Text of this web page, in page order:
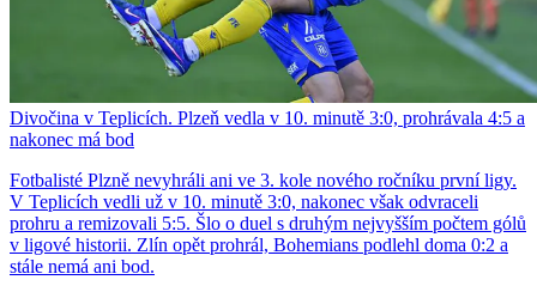
Divočina v Teplicích. Plzeň vedla v 10. minutě 3:0, prohrávala 4:5 a
nakonec má bod
Fotbalisté Plzně nevyhráli ani ve 3. kole nového ročníku první ligy.
V Teplicích vedli už v 10. minutě 3:0, nakonec však odvraceli
prohru a remizovali 5:5. Šlo o duel s druhým nejvyšším počtem gólů
v ligové historii. Zlín opět prohrál, Bohemians podlehl doma 0:2 a
stále nemá ani bod.